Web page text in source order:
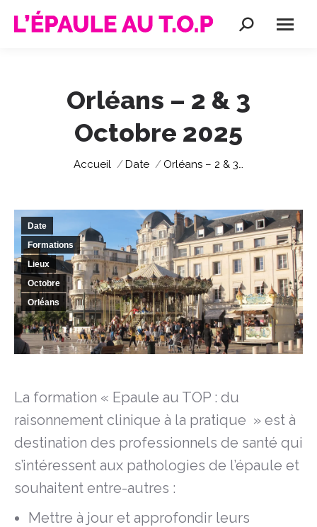
Recherche
Orléans – 2 & 3
Octobre 2025
Vous êtes ici :
Accueil Date Orléans – 2 & 3…
Date
Formations
Lieux
Octobre
Orléans
La formation « Epaule au TOP : du
raisonnement clinique à la pratique » est à
destination des professionnels de santé qui
s’intéressent aux pathologies de l’épaule et
souhaitent entre-autres :
Mettre à jour et approfondir leurs